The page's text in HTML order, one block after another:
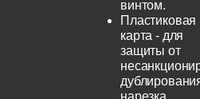
винтом.
Пластиковая
карта - для
защиты от